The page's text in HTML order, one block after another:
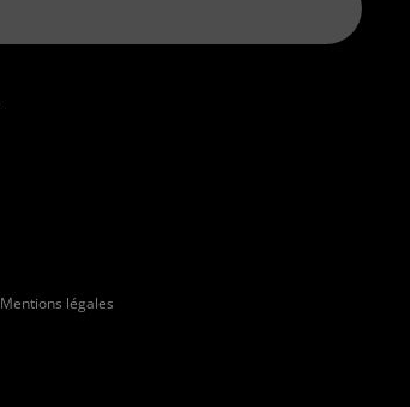
Mentions légales